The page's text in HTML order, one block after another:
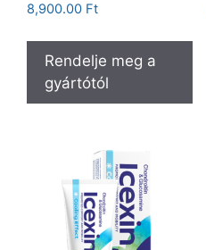
8,900.00 Ft
Rendelje meg a
gyártótól